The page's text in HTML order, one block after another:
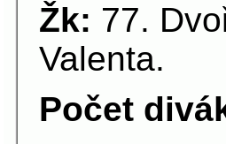
Žk: 77.
Valenta.
Počet